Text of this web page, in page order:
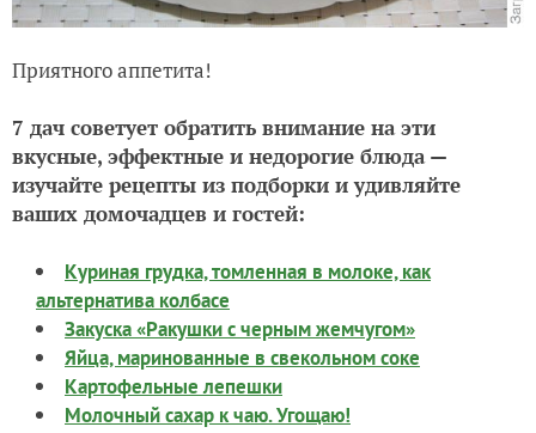
Приятного аппетита!
7 дач советует обратить внимание на эти
вкусные, эффектные и недорогие блюда —
изучайте рецепты из подборки и удивляйте
ваших домочадцев и гостей:
Куриная грудка, томленная в молоке, как
альтернатива колбасе
Закуска «Ракушки с черным жемчугом»
Яйца, маринованные в свекольном соке
Картофельные лепешки
Молочный сахар к чаю. Угощаю!